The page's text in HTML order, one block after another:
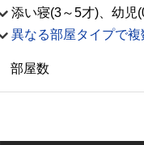
添い寝(3～5才)、幼児
異なる部屋タイプで
部屋数